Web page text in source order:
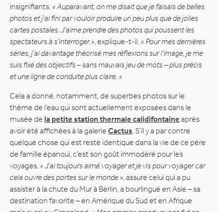
insignifiants. « Auparavant, on me disait que je faisais de belles
photos et j’ai fini par vouloir produire un peu plus que de jolies
cartes postales. J’aime prendre des photos qui poussent les
spectateurs à s’interroger » , explique-t-il. « Pour mes dernières
séries, j’ai davantage théorisé mes réflexions sur l’image, je me
suis fixé des objectifs – sans mauvais jeu de mots – plus précis
et une ligne de conduite plus claire. »
Cela a donné, notamment, de superbes photos sur le
thème de l’eau qui sont actuellement exposées dans le
musée de la petite station thermale calidifontaine après
avoir été affichées à la galerie Cactus . S’il y a par contre
quelque chose qui est resté identique dans la vie de ce père
de famille épanoui, c’est son goût immodéré pour les
voyages. « J’ai toujours aimé voyager et je vis pour voyager car
cela ouvre des portes sur le monde » , assure celui qui a pu
assister à la chute du Mur à Berlin, a bourlingué en Asie – sa
destination favorite – en Amérique du Sud et en Afrique